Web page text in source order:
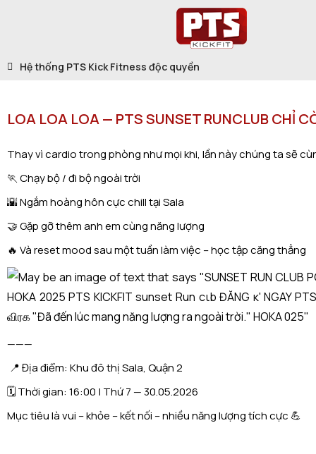
Hệ thống PTS Kick Fitness độc quyền
LOA LOA LOA — PTS SUNSET RUNCLUB CHỈ
Thay vì cardio trong phòng như mọi khi, lần này chúng ta sẽ
🏃 Chạy bộ / đi bộ ngoài trời
🌇 Ngắm hoàng hôn cực chill tại Sala
🤝 Gặp gỡ thêm anh em cùng năng lượng
🔥 Và reset mood sau một tuần làm việc – học tập căng thẳng
———
📍 Địa điểm: Khu đô thị Sala, Quận 2
🗓 Thời gian: 16:00 | Thứ 7 — 30.05.2026
Mục tiêu là vui – khỏe – kết nối – nhiều năng lượng tích cực 💪